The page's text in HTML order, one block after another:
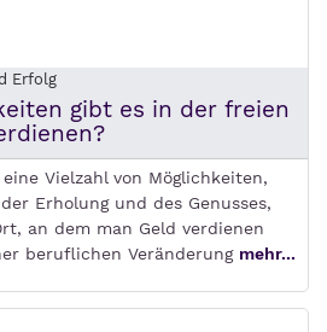
Erfolg
gibt es in der freien
Vielzahl von Möglichkeiten,
Erholung und des Genusses,
an dem man Geld verdienen
beruflichen Veränderung mehr...